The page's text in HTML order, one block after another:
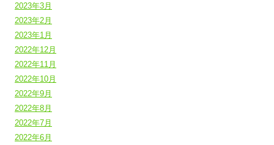
2023年3月
2023年2月
2023年1月
2022年12月
2022年11月
2022年10月
2022年9月
2022年8月
2022年7月
2022年6月